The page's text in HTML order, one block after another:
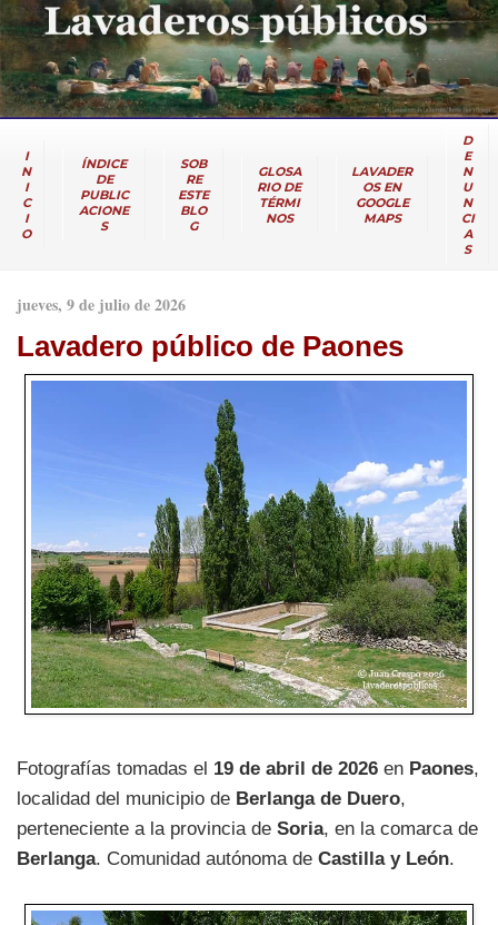
I
N
I
C
I
O
ÍNDICE
DE
PUBLIC
ACIONE
S
SOB
RE
ESTE
BLO
G
GLOSA
RIO DE
TÉRMI
NOS
LAVADER
OS EN
GOOGLE
MAPS
D
E
N
U
N
CI
A
S
jueves, 9 de julio de 2026
Lavadero público de Paones
Fotografías tomadas el 19 de abril de 2026 en Paones,
localidad del municipio de Berlanga de Duero,
perteneciente a la provincia de Soria, en la comarca de
Berlanga. Comunidad autónoma de Castilla y León.